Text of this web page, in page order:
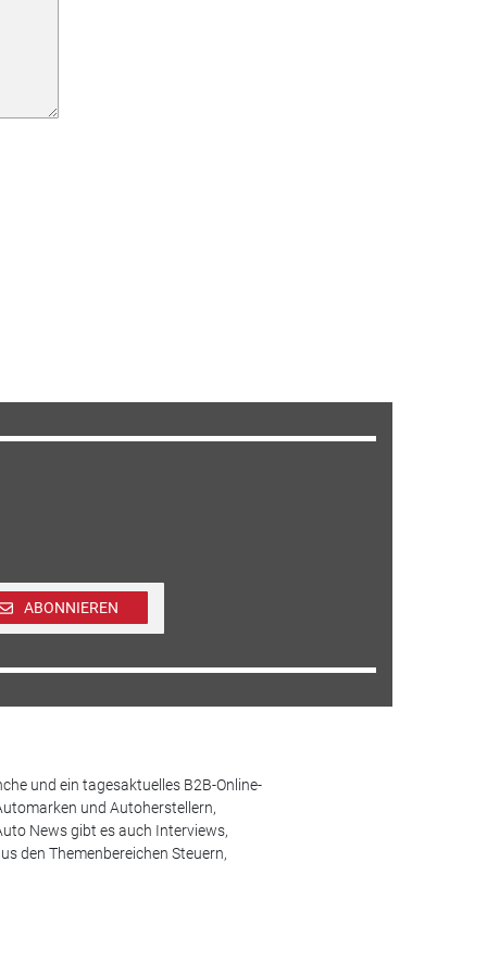
ABONNIEREN
und ein tagesaktuelles B2B-Online-
und Autoherstellern,
News gibt es auch Interviews,
den Themenbereichen Steuern,